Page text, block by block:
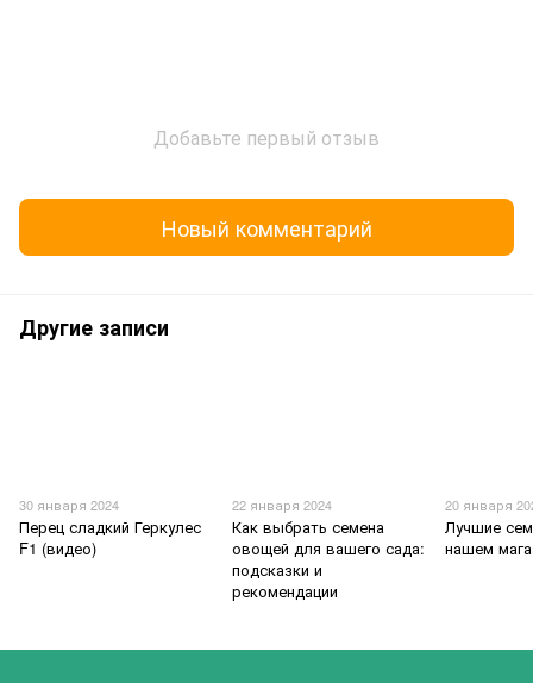
Добавьте первый отзыв
Новый комментарий
Другие записи
30 января 2024
Перец сладкий Геркулес
F1 (видео)
22 января 2024
Как выбрать семена
овощей для вашего сада:
подсказки и
рекомендации
20 января
Лучшие
нашем